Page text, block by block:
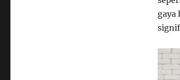
gaya